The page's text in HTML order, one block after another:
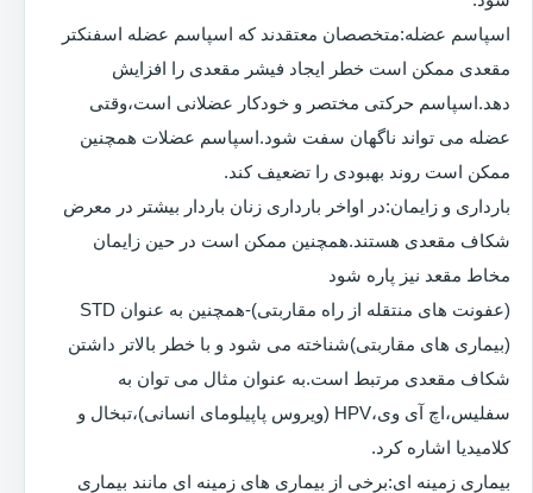
اسپاسم عضله:متخصصان معتقدند که اسپاسم عضله اسفنکتر
مقعدی ممکن است خطر ایجاد فیشر مقعدی را افزایش
دهد.اسپاسم حرکتی مختصر و خودکار عضلانی است،وقتی
عضله می تواند ناگهان سفت شود.اسپاسم عضلات همچنین
ممکن است روند بهبودی را تضعیف کند.
بارداری و زایمان:در اواخر بارداری زنان باردار بیشتر در معرض
شکاف مقعدی هستند.همچنین ممکن است در حین زایمان
مخاط مقعد نیز پاره شود
(عفونت های منتقله از راه مقاربتی)-همچنین به عنوان STD
(بیماری های مقاربتی)شناخته می شود و با خطر بالاتر داشتن
شکاف مقعدی مرتبط است.به عنوان مثال می توان به
سفلیس،اچ آی وی،HPV (ویروس پاپیلومای انسانی)،تبخال و
کلامیدیا اشاره کرد.
بیماری زمینه ای:برخی از بیماری های زمینه ای مانند بیماری